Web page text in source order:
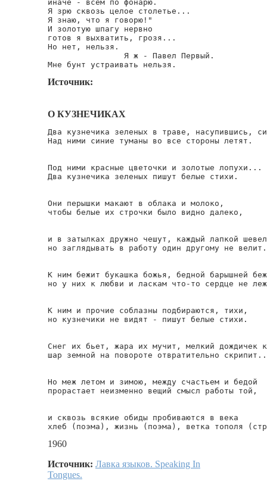
иначе - всем по фонарю.
Я зрю сквозь целое столетье...
Я знаю, что я говорю!"
И золотую шпагу нервно
готов я выхватить, грозя...
Но нет, нельзя.
                Я ж - Павел Первый.
Мне бунт устраивать нельзя.
Источник:
О КУЗНЕЧИКАХ
Два кузнечика зеленых в траве, насупившись,
Над ними синие туманы во все стороны летят.
Под ними красные цветочки и золотые лопухи...
Два кузнечика зеленых пишут белые стихи.
Они перышки макают в облака и молоко,
чтобы белые их строчки было видно далеко,
и в затылках дружно чешут, каждый лапкой
но заглядывать в работу один другому не велит.
К ним бежит букашка божья, бедной барышней
но у них к любви и ласкам что-то сердце не
К ним и прочие соблазны подбираются, тихи,
но кузнечики не видят - пишут белые стихи.
Снег их бьет, жара их мучит, мелкий дождичек
шар земной на повороте отвратительно
Но меж летом и зимою, между счастьем и бедой
прорастает неизменно вещий смысл работы той,
и сквозь всякие обиды пробиваются в века
хлеб (поэма), жизнь (поэма), ветка тополя
1960
Источник: Лавка языков. Speaking In
Tongues.